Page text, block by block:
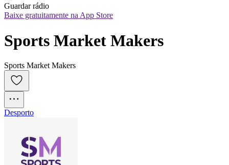
Guardar rádio
Baixe gratuitamente na App Store
Sports Market Makers
Sports Market Makers
Desporto